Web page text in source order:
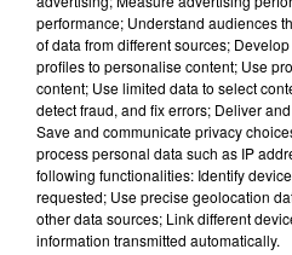
Gagnez
Musée du
Mans !
votre
de la...
performance; Understand audiences
of data from different sources;
profiles to personalise content; Use
content; Use limited data to select
detect fraud, and fix errors; Deliver
Save and communicate privacy
process personal data such as IP
following functionalities: Identify
requested; Use precise geolocation
other data sources; Link different
information transmitted automatically.